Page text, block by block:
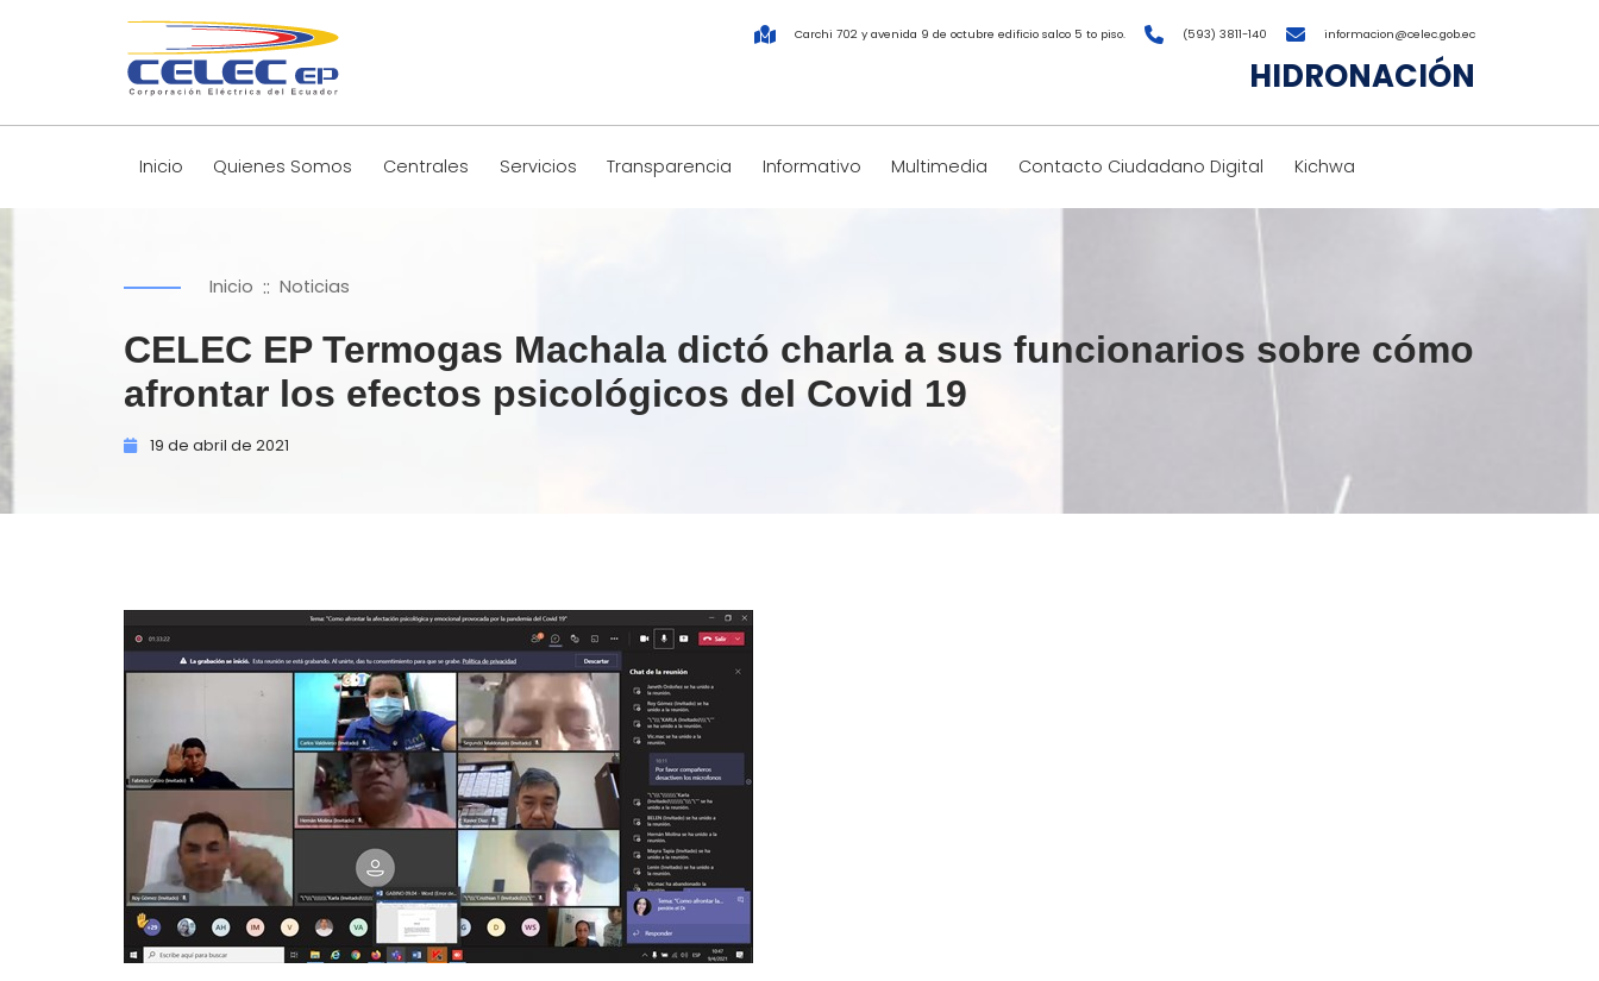
Carchi 702 y avenida 9 de octubre edificio salco 5 to piso. (593) 3811-140 informacion@celec.gob.ec
HIDRONACIÓN
Inicio Quienes Somos Centrales Servicios Transparencia Informativo Multimedia Contacto Ciudadano Digital Kichwa
Inicio :: Noticias
CELEC EP Termogas Machala dictó charla a sus funcionarios sobre cómo
afrontar los efectos psicológicos del Covid 19
19 de abril de 2021